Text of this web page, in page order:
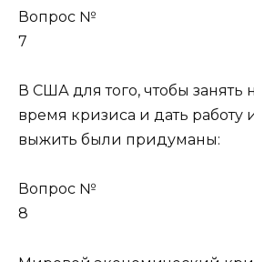
Вопрос №
7
В США для того, чтобы занять
время кризиса и дать работу
выжить были придуманы:
Вопрос №
8